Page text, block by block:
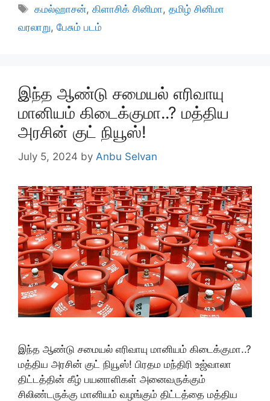
Tags
கமல்ஹாசன்,கிளாசிக் சினிமா,தமிழ் சினிமா
வரலாறு, பேசும் படம்
இந்த ஆண்டு சமையல் எரிவாயு
மானியம் கிடைக்குமா..? மத்திய
அரசின் குட் நியூஸ்!
July 5, 2024 by Anbu Selvan
இந்த ஆண்டு சமையல் எரிவாயு மானியம் கிடைக்குமா..?
மத்திய அரசின் குட் நியூஸ்! பிரதம மந்திரி உஜ்வாலா
திட்டத்தின் கீழ் பயனாளிகள் அனைவருக்கும்
சிலிண்டருக்கு மானியம் வழங்கும் திட்டத்தை மத்திய